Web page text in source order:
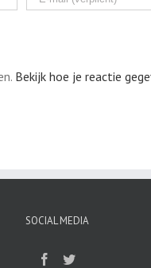
Bekijk hoe je reactie
SOCIAL MEDIA